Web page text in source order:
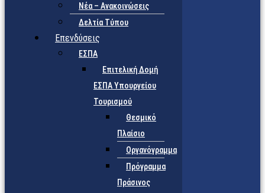
Νέα – Ανακοινώσεις
Δελτία Τύπου
Επενδύσεις
ΕΣΠΑ
Επιτελική Δομή
ΕΣΠΑ Υπουργείου
Τουρισμού
Θεσμικό
Πλαίσιο
Οργανόγραμμα
Πρόγραμμα
Πράσινος